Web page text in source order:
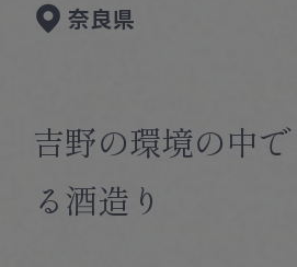
Follow Us
奈良県
吉野の環境の中
る酒造り